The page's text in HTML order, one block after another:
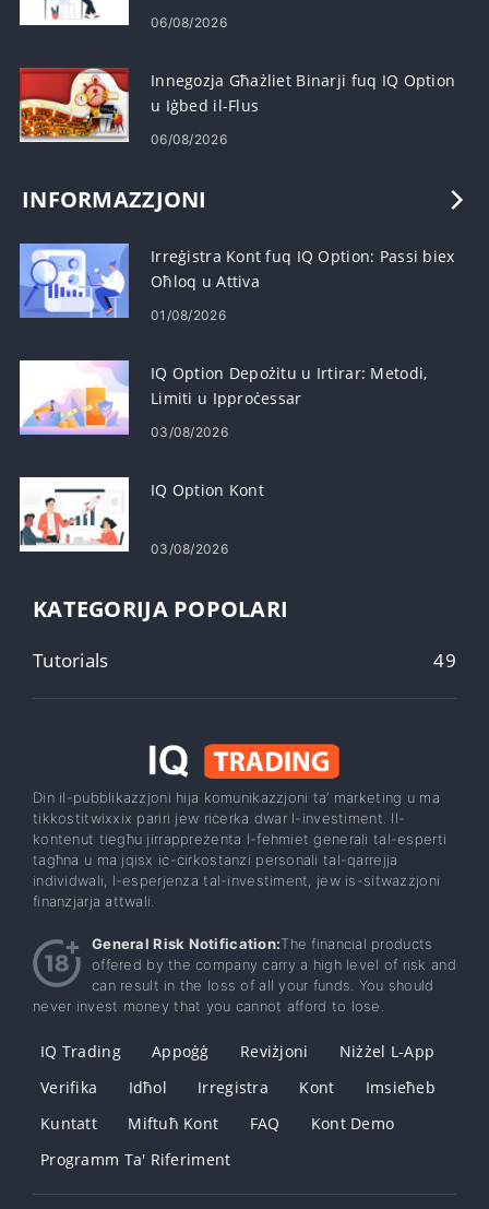
06/08/2026
Innegozja Għażliet Binarji fuq IQ Option
u Iġbed il-Flus
06/08/2026
INFORMAZZJONI
Irreġistra Kont fuq IQ Option: Passi biex
Oħloq u Attiva
01/08/2026
IQ Option Depożitu u Irtirar: Metodi,
Limiti u Ipproċessar
03/08/2026
IQ Option Kont
03/08/2026
KATEGORIJA POPOLARI
Tutorials 49
Din il-pubblikazzjoni hija komunikazzjoni ta’ marketing u ma
tikkostitwixxix pariri jew riċerka dwar l-investiment. Il-
kontenut tiegħu jirrappreżenta l-fehmiet ġenerali tal-esperti
tagħna u ma jqisx iċ-ċirkostanzi personali tal-qarrejja
individwali, l-esperjenza tal-investiment, jew is-sitwazzjoni
finanzjarja attwali.
General Risk Notification:The financial products
offered by the company carry a high level of risk and
can result in the loss of all your funds. You should
never invest money that you cannot afford to lose.
IQ Trading Appoġġ Reviżjoni
Niżżel L-App
Verifika
Idħol Irregistra Kont
Imsieħeb
Kuntatt
Miftuħ Kont FAQ
Kont Demo
Programm Ta' Riferiment